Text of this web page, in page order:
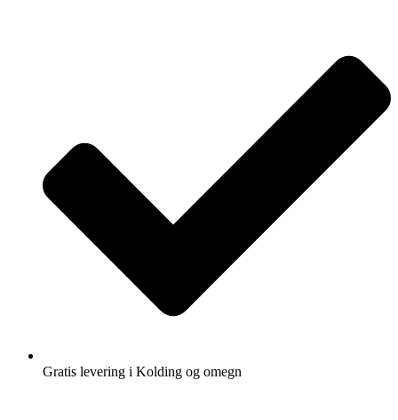
Gratis levering i Kolding og omegn